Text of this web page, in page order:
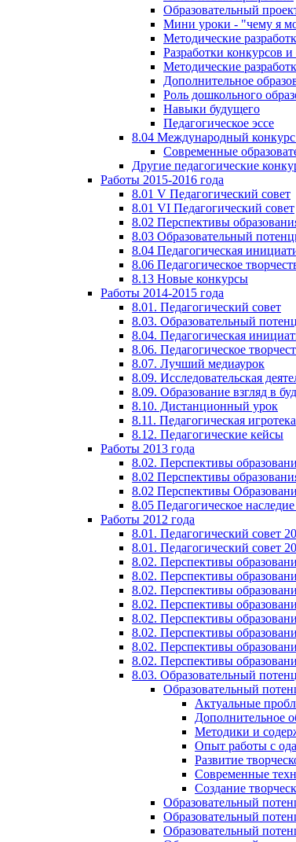
Образовательный
Мини уроки - "чему я
Методические
Разработки конкурсов
Методические
Дополнительное
Роль дошкольного
Навыки будущего
Педагогическое эссе
8.04 Международный конкурс
Современные
Другие педагогические
Работы 2015-2016 года
8.01 V Педагогический совет
8.01 VI Педагогический совет
8.02 Перспективы
8.03 Образовательный
8.04 Педагогическая
8.06 Педагогическое
8.13 Новые конкурсы
Работы 2014-2015 года
8.01. Педагогический совет
8.03. Образовательный
8.04. Педагогическая
8.06. Педагогическое
8.07. Лучший медиаурок
8.09. Исследовательская
8.09. Образование взгляд в
8.10. Дистанционный урок
8.11. Педагогическая игротека
8.12. Педагогические кейсы
Работы 2013 года
8.02. Перспективы
8.02 Перспективы
8.02 Перспективы
8.05 Педагогическое
Работы 2012 года
8.01. Педагогический совет
8.01. Педагогический совет
8.02. Перспективы
8.02. Перспективы
8.02. Перспективы
8.02. Перспективы
8.02. Перспективы
8.02. Перспективы
8.02. Перспективы
8.02. Перспективы
8.03. Образовательный
Образовательный
Актуальные
Дополнительное
Методики и
Опыт работы с
Развитие
Современные
Создание
Образовательный
Образовательный
Образовательный